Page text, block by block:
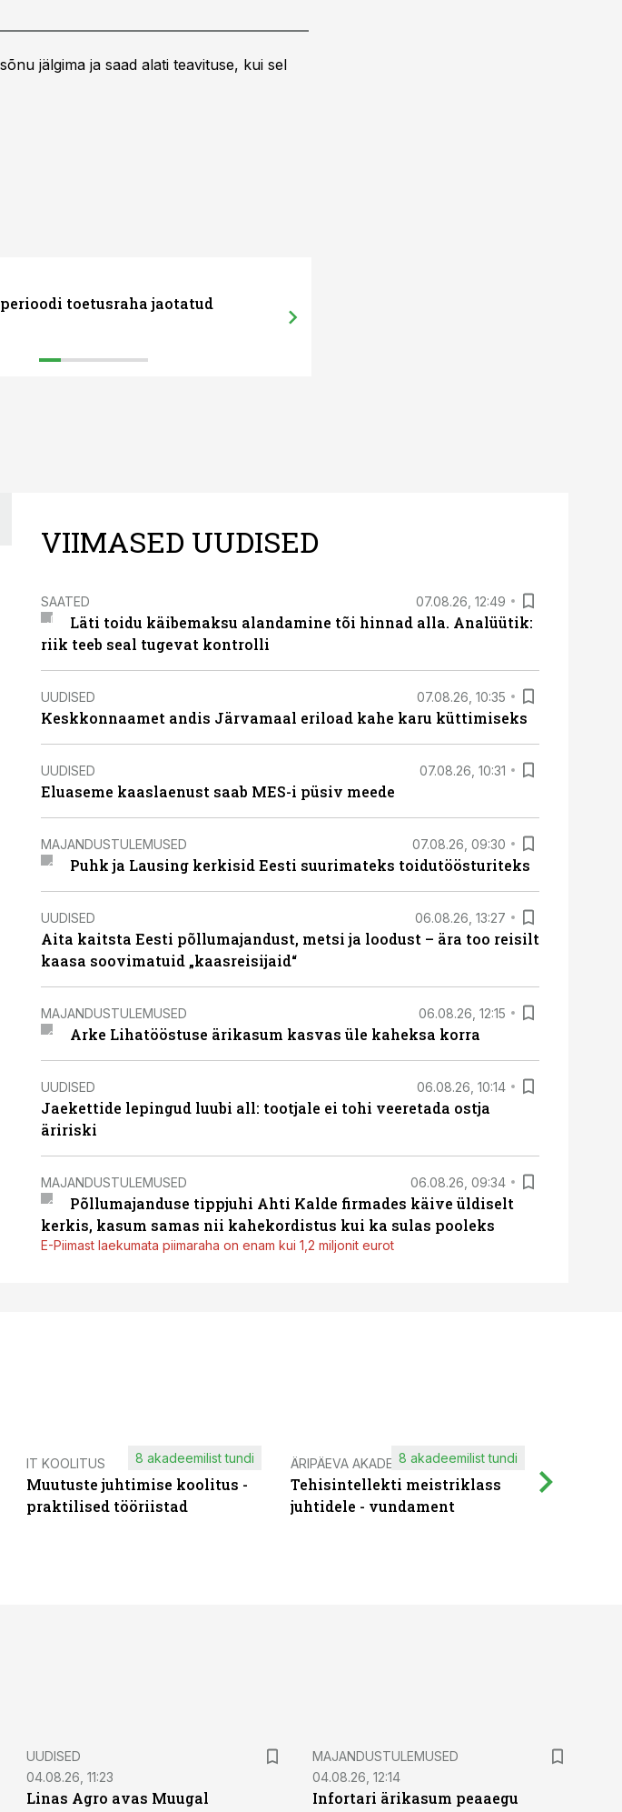
jälgima ja saad alati teavituse, kui sel
toetusraha jaotatud
VIIMASED UUDISED
SAATED 07.08.26, 12:49
Läti toidu käibemaksu alandamine tõi hinnad alla. Analüütik:
riik teeb seal tugevat kontrolli
UUDISED 07.08.26, 10:35
Keskkonnaamet andis Järvamaal eriload kahe karu küttimiseks
UUDISED 07.08.26, 10:31
Eluaseme kaaslaenust saab MES-i püsiv meede
MAJANDUSTULEMUSED 07.08.26, 09:30
Puhk ja Lausing kerkisid Eesti suurimateks toidutöösturiteks
UUDISED 06.08.26, 13:27
Aita kaitsta Eesti põllumajandust, metsi ja loodust – ära too reisilt
kaasa soovimatuid „kaasreisijaid“
MAJANDUSTULEMUSED 06.08.26, 12:15
Arke Lihatööstuse ärikasum kasvas üle kaheksa korra
UUDISED 06.08.26, 10:14
Jaekettide lepingud luubi all: tootjale ei tohi veeretada ostja
äririski
MAJANDUSTULEMUSED 06.08.26, 09:34
Põllumajanduse tippjuhi Ahti Kalde firmades käive üldiselt
kerkis, kasum samas nii kahekordistus kui ka sulas pooleks
E-Piimast laekumata piimaraha on enam kui 1,2 miljonit eurot
IT KOOLITUS
Muutuste juhtimise koolitus -
praktilised tööriistad
8 akadeemilist tundi ÄRIPÄEVA AKADEEMIA
Tehisintellekti meistriklass
juhtidele - vundament
8 akadeemilist tundi
UUDISED
04.08.26, 11:23
Linas Agro avas Muugal
MAJANDUSTULEMUSED
04.08.26, 12:14
Infortari ärikasum peaaegu